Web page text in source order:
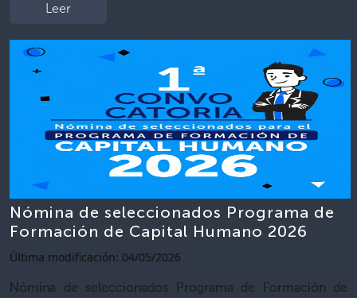
Leer
Nómina de seleccionados Programa de
Formación de Capital Humano 2026
Última modificación: 04/05/2026
Nómina de seleccionados Programa de Formación de